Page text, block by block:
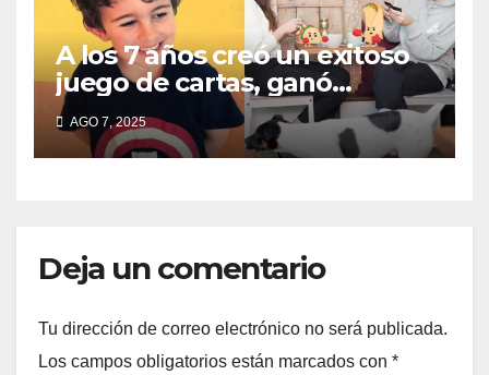
A los 7 años creó un exitoso
juego de cartas, ganó
millones y ahora vendió la
idea para cumplir su sueño
AGO 7, 2025
Deja un comentario
Tu dirección de correo electrónico no será publicada.
Los campos obligatorios están marcados con *